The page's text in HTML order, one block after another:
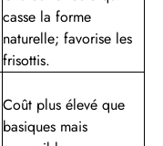
casse la forme
naturelle; favorise les
frisottis.
Coût plus élevé que
basiques mais